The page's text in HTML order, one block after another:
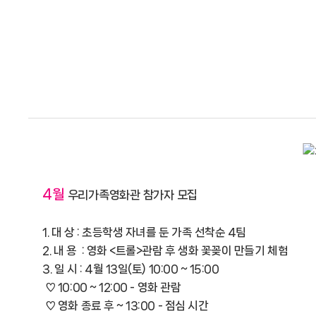
4월 우리가족영화관 참가자 모집
1. 대 상 : 초등학생 자녀를 둔 가족 선착순 4팀
2. 내 용 : 영화 <트롤>관람 후 생화 꽃꽂이 만들기 체험
3. 일 시 : 4월 13일(토) 10:00 ~ 15:00
♡ 10:00 ~ 12:00 - 영화 관람
♡ 영화 종료 후 ~ 13:00 - 점심 시간